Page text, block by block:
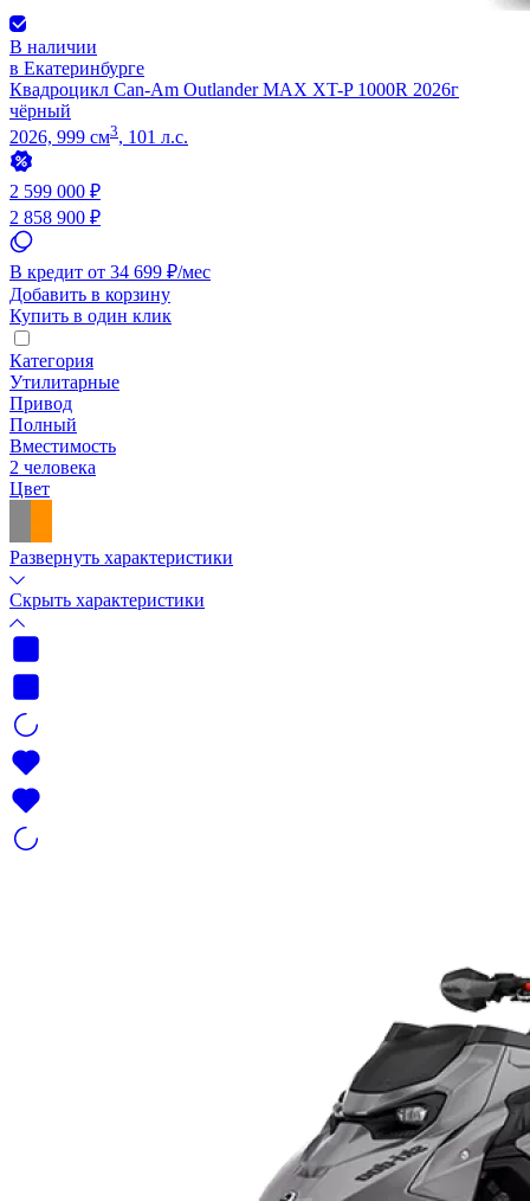
В наличии
в Екатеринбурге
Квадроцикл Can-Am Outlander MAX XT-P 1000R 2026г
чёрный
2026, 999 см3, 101 л.с.
2 599 000 ₽
2 858 900 ₽
В кредит от 34 699 ₽/мес
Добавить в корзину
Купить в один клик
Категория
Утилитарные
Привод
Полный
Вместимость
2 человека
Цвет
Развернуть характеристики
Скрыть характеристики